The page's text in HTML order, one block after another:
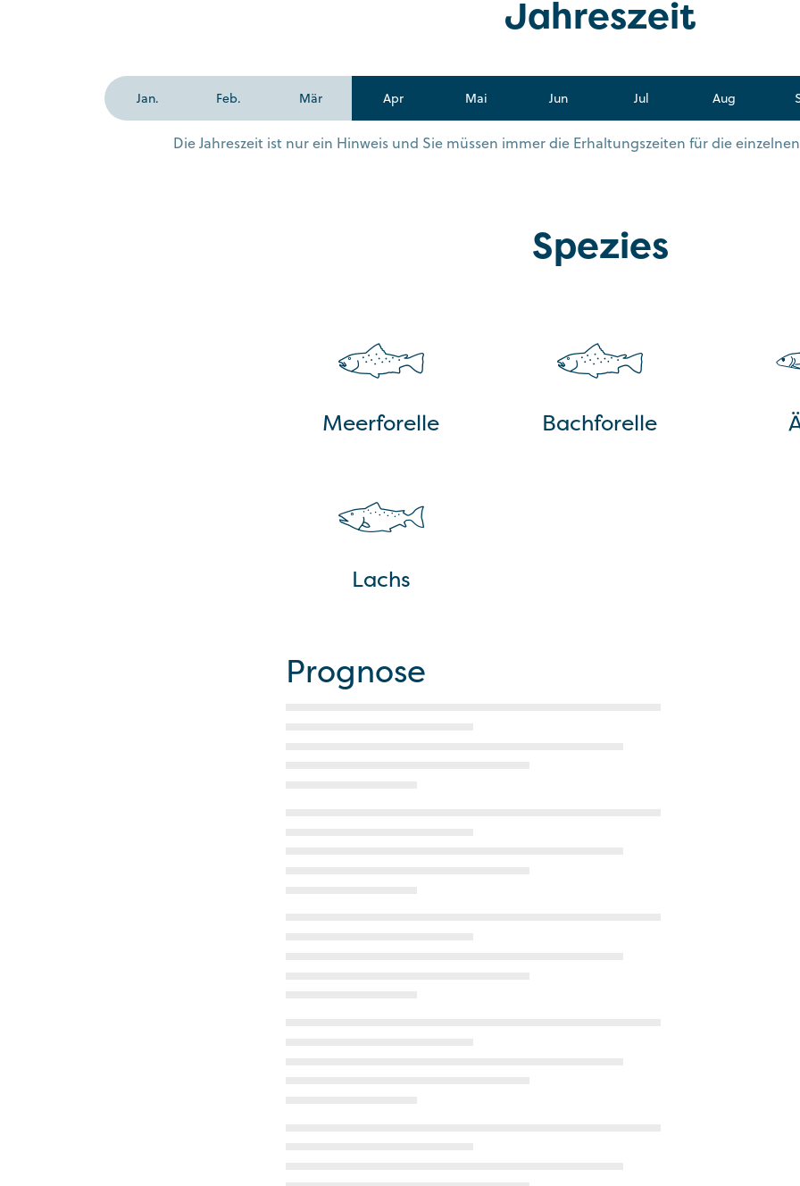
Jahreszeit
Jan. Feb. Mär Apr Mai Jun Jul Aug
Die Jahreszeit ist nur ein Hinweis und Sie müssen immer die Erhaltungszeiten für die
Spezies
Meerforelle Bachforelle
Lachs
Prognose